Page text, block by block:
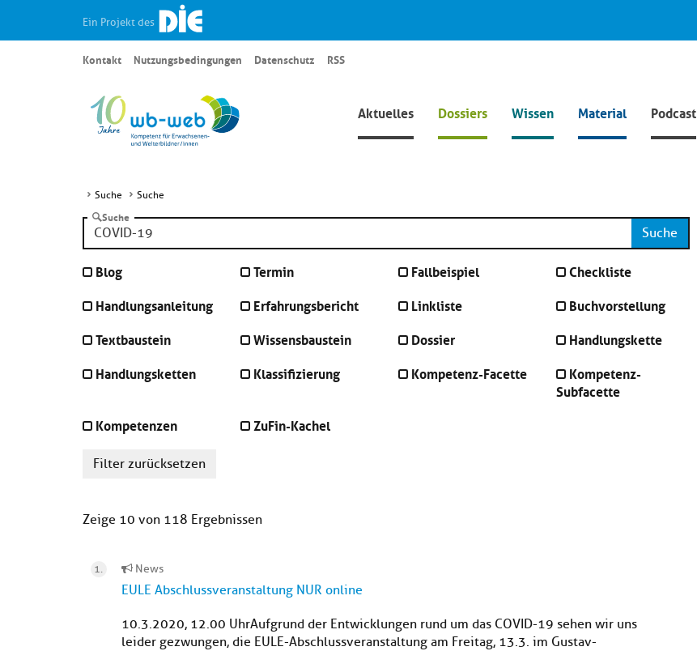
Ein Projekt des
Aktuelles Dossiers Wissen Material Podcast
Kontakt Nutzungsbedingungen Datenschutz RSS
Suche Suche
Suche
Suche
Blog Termin Fallbeispiel
Checkliste
Handlungsanleitung
Erfahrungsbericht Linkliste
Buchvorstellung
Textbaustein
Wissensbaustein Dossier
Handlungskette
Handlungsketten
Klassifizierung Kompetenz-Facette
Kompetenz-
Subfacette
Kompetenzen
ZuFin-Kachel
Filter zurücksetzen
Zeige 10 von 118 Ergebnissen
News
EULE Abschlussveranstaltung NUR online
10.3.2020, 12.00 UhrAufgrund der Entwicklungen rund um das COVID-19 sehen wir uns
leider gezwungen, die EULE-Abschlussveranstaltung am Freitag, 13.3. im Gustav-